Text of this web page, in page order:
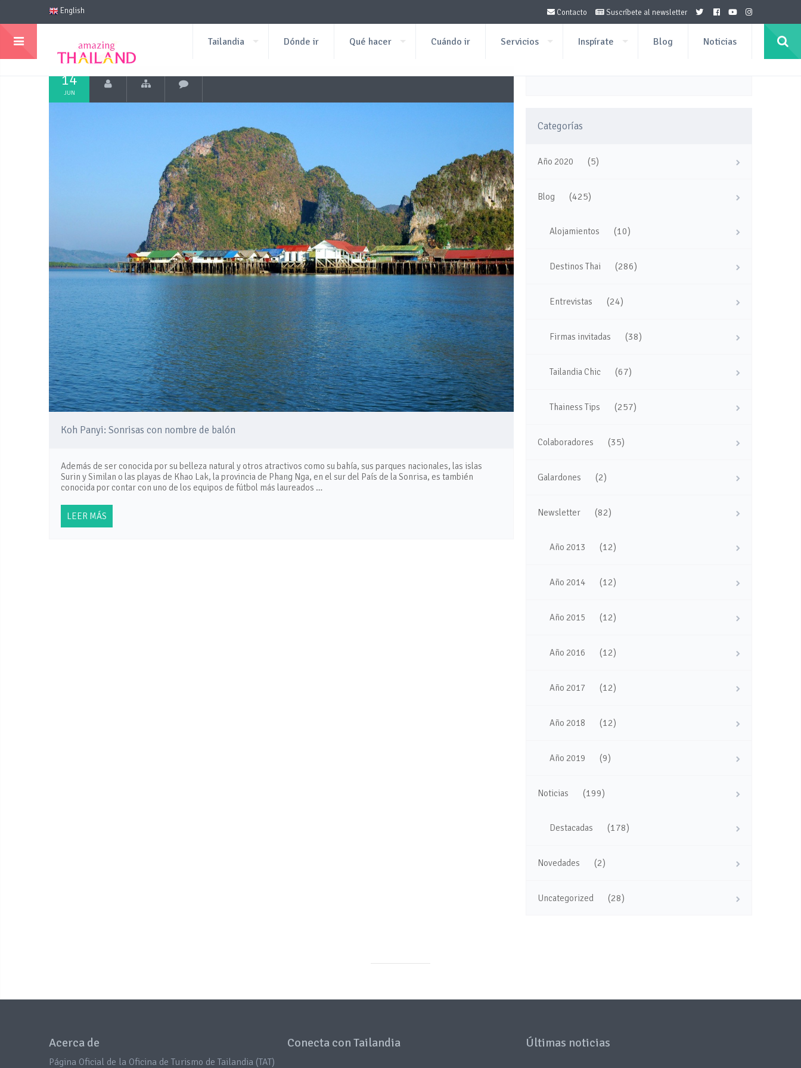
English Contacto Suscríbete al newsletter
Tailandia Dónde ir Qué hacer Cuándo ir Servicios Inspírate Blog Noticias
14
JUN
Koh Panyi: Sonrisas con nombre de balón
Además de ser conocida por su belleza natural y otros atractivos como su bahía, sus parques nacionales, las islas
Surin y Similan o las playas de Khao Lak, la provincia de Phang Nga, en el sur del País de la Sonrisa, es también
conocida por contar con uno de los equipos de fútbol más laureados …
LEER MÁS
Categorías
Año 2020 (5)
Blog (425)
Alojamientos (10)
Destinos Thai (286)
Entrevistas (24)
Firmas invitadas (38)
Tailandia Chic (67)
Thainess Tips (257)
Colaboradores (35)
Galardones (2)
Newsletter (82)
Año 2013 (12)
Año 2014 (12)
Año 2015 (12)
Año 2016 (12)
Año 2017 (12)
Año 2018 (12)
Año 2019 (9)
Noticias (199)
Destacadas (178)
Novedades (2)
Uncategorized (28)
Acerca de
Página Oficial de la Oficina de Turismo de Tailandia (TAT)
Conecta con Tailandia Últimas noticias